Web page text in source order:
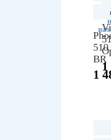
510
BR
1
1